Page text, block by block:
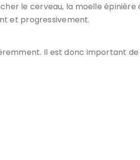
le cerveau, la moelle épinière
et progressivement.
Il est donc important